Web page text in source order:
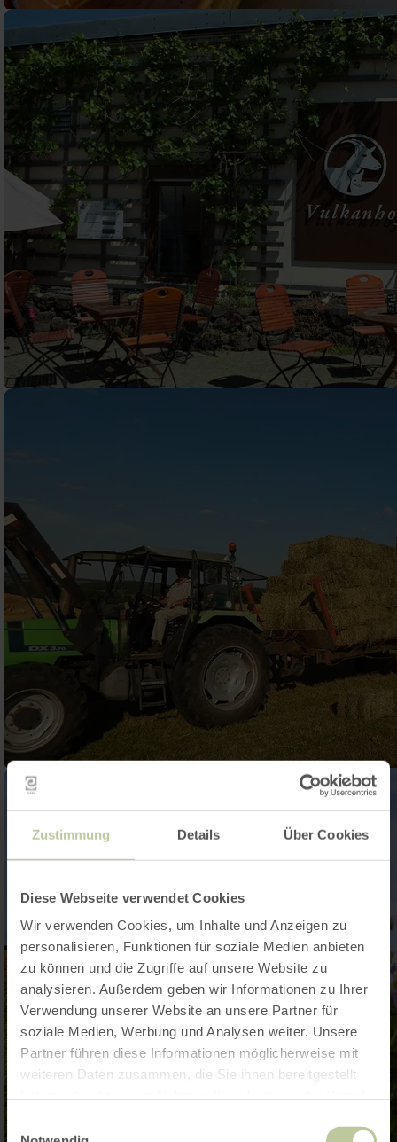
Zustimmung Details Über Cookies
Diese Webseite verwendet Cookies
Wir verwenden Cookies, um Inhalte und Anzeigen zu
personalisieren, Funktionen für soziale Medien anbieten
zu können und die Zugriffe auf unsere Website zu
analysieren. Außerdem geben wir Informationen zu Ihrer
Verwendung unserer Website an unsere Partner für
soziale Medien, Werbung und Analysen weiter. Unsere
Partner führen diese Informationen möglicherweise mit
weiteren Daten zusammen, die Sie ihnen bereitgestellt